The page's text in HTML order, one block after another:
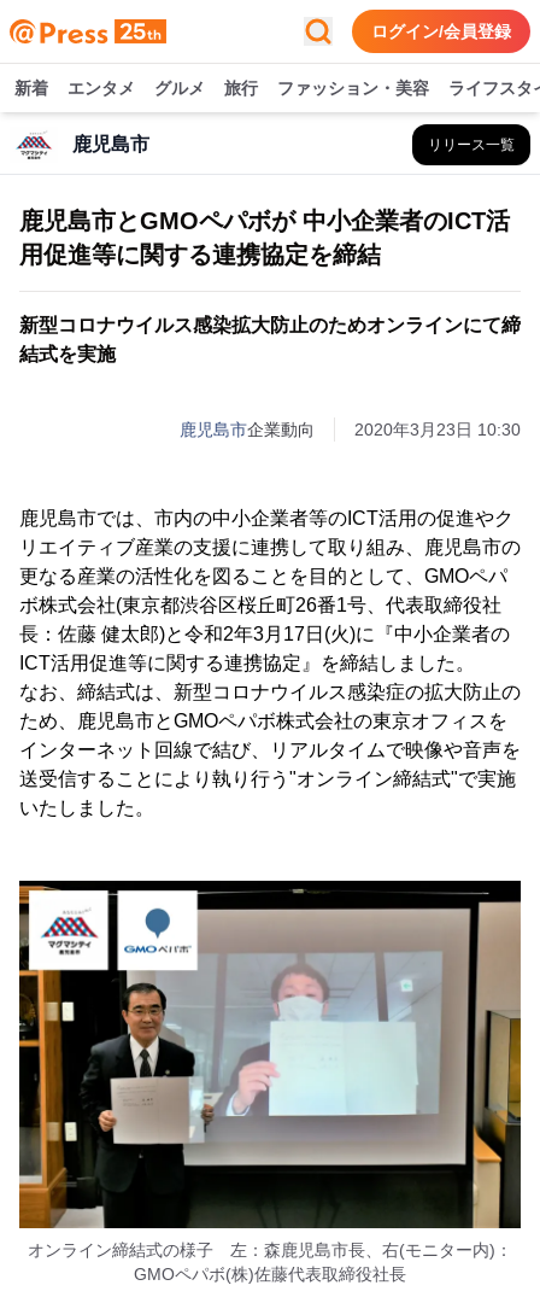
ログイン/会員登録
新着 エンタメ グルメ 旅行 ファッション・美容 ライフスタ
鹿児島市 リリース一覧
鹿児島市とGMOペパボが 中小企業者のICT活
用促進等に関する連携協定を締結
新型コロナウイルス感染拡大防止のためオンラインにて締
結式を実施
鹿児島市企業動向 2020年3月23日 10:30
鹿児島市では、市内の中小企業者等のICT活用の促進やク
リエイティブ産業の支援に連携して取り組み、鹿児島市の
更なる産業の活性化を図ることを目的として、GMOペパ
ボ株式会社(東京都渋谷区桜丘町26番1号、代表取締役社
長：佐藤 健太郎)と令和2年3月17日(火)に『中小企業者の
ICT活用促進等に関する連携協定』を締結しました。
なお、締結式は、新型コロナウイルス感染症の拡大防止の
ため、鹿児島市とGMOペパボ株式会社の東京オフィスを
インターネット回線で結び、リアルタイムで映像や音声を
送受信することにより執り行う"オンライン締結式"で実施
いたしました。
オンライン締結式の様子 左：森鹿児島市長、右(モニター内)：
GMOペパボ(株)佐藤代表取締役社長